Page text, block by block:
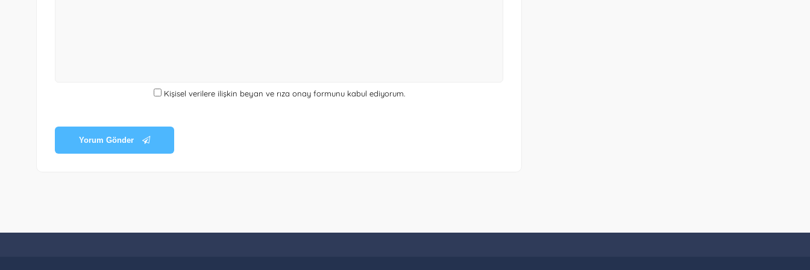
Kişisel verilere ilişkin beyan ve rıza onay formunukabul ediyorum.
Yorum Gönder